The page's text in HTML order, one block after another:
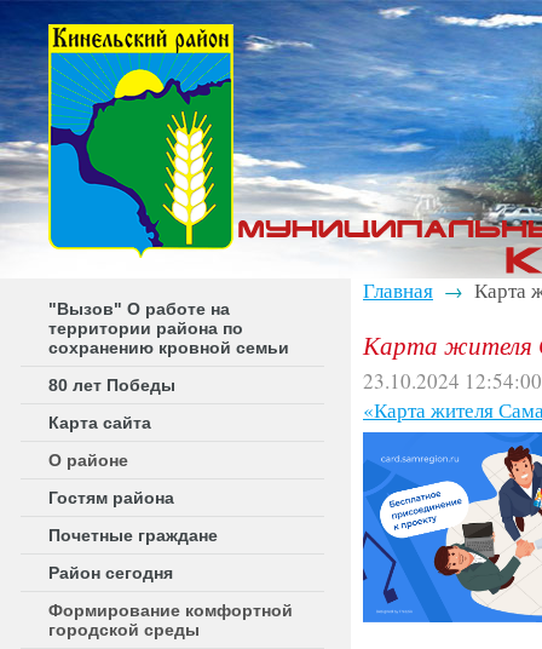
"Вызов" О работе на
территории района по
сохранению кровной семьи
80 лет Победы
Карта сайта
О районе
Гостям района
Почетные граждане
Район сегодня
Формирование комфортной
городской среды
Главная → Карта
Карта жителя
23.10.2024 12:54:00
«Карта жителя